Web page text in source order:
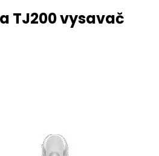
TJ200 vysavač